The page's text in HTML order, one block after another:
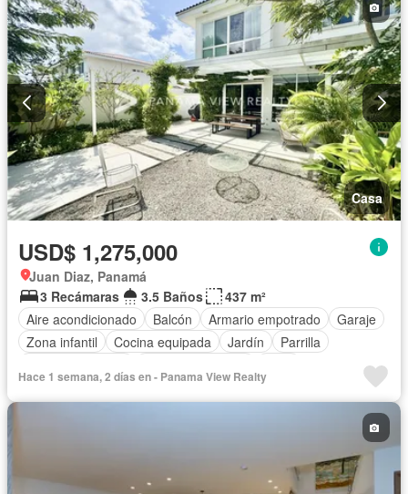
Casa
USD$ 1,275,000
Juan Diaz, Panamá
3 Recámaras
3.5 Baños
437 m²
Aire acondicionado
Balcón Armario empotrado
Garaje
Zona infantil
Cocina equipada Jardín
Parrilla
Hace 1 semana, 2 días en - Panama View Realty